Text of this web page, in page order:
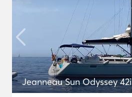
Jeanneau Sun Odyssey 42i